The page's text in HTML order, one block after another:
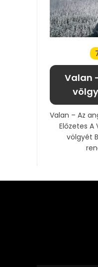
Valan
Valan – Az
Előzetes A
völgyét